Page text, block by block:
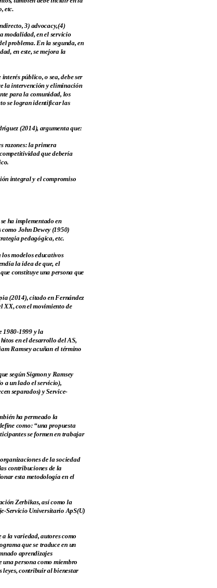
etc.
3) advocacy,(4)
modalidad, en el servicio
problema. En la segunda, en
en este, se mejora la
público, o sea, debe ser
la intervención y eliminación
para la comunidad, los
se logran identificar las
(2014), argumenta que:
razones: la primera
que debería
integral y el compromiso
ha implementado en
John Dewey (1950)
pedagógica, etc.
modelos educativos
la idea de que, el
constituye una persona que
(2014), citado en Fernández
XX, con el movimiento de
1980-1999 y la
en el desarrollo del AS,
Ramsey acuñan el término
según Sigmon y Ramsey
a un lado el servicio),
separados) y Service-
ha permeado la
como: “una propuesta
se formen en trabajar
de la sociedad
contribuciones de la
esta metodología en el
Zerbikas, así como la
Servicio Universitario ApS(U)
la variedad, autores como
que se traduce en un
aprendizajes
una persona como miembro
leyes, contribuir al bienestar